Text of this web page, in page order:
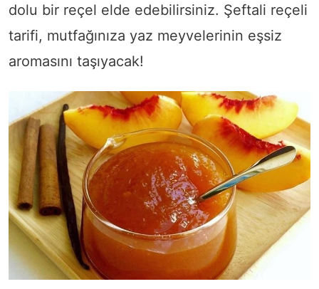
dolu bir reçel elde edebilirsiniz. Şeftali reçeli
tarifi, mutfağınıza yaz meyvelerinin eşsiz
aromasını taşıyacak!